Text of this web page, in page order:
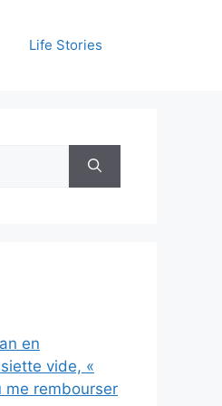
Life Stories
en
vide, «
rembourser